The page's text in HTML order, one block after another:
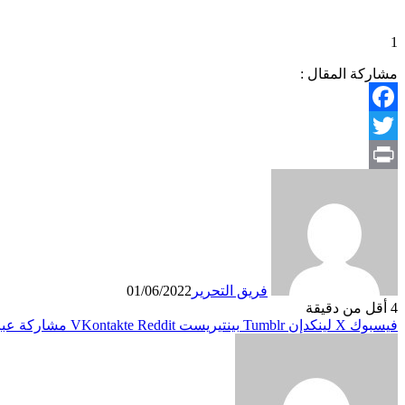
1
مشاركة المقال :
Facebook
Twitter
فريق التحرير 01/06/2022
4 أقل من دقيقة
فيسبوك X لينكدإن بينتيريست مشاركة